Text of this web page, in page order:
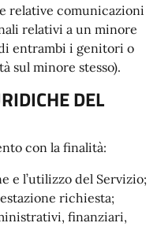
relative comunicazioni
relativi a un minore
entrambi i genitori o
sul minore stesso).
DEL
con la finalità:
e l’utilizzo del Servizio;
richiesta;
finanziari,